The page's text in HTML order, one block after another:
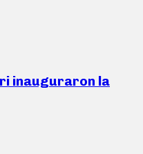
inauguraron la